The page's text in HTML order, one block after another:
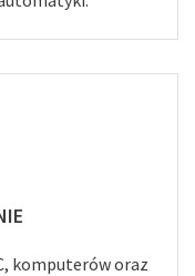
komputerów oraz